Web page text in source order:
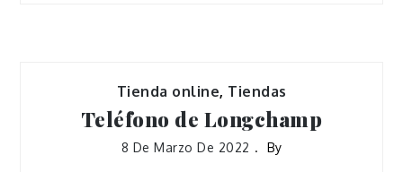
Tienda online, Tiendas
Teléfono de Longchamp
8 De Marzo De 2022 By